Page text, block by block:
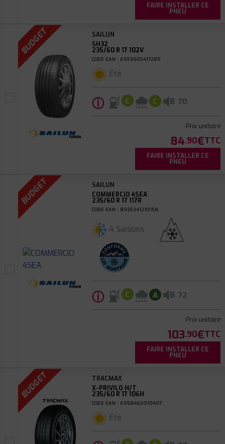
FAIRE INSTALLER CE
PNEU
BUDGET
SAILUN
SH32
235/60 R 17 102V
CODE EAN : 6959655417289
Été
ⓘ C C B 70
Prix unitaire
84.90€TTC
FAIRE INSTALLER CE
PNEU
BUDGET
SAILUN
COMMERCIO 4SEA
235/60 R 17 117R
CODE EAN : 8935341210158
4 Saisons
ⓘ C A B 72
Prix unitaire
103.90€TTC
FAIRE INSTALLER CE
PNEU
BUDGET
TRACMAX
X-PRIVILO H/T
235/60 R 17 106H
CODE EAN : 6958460910497
Été